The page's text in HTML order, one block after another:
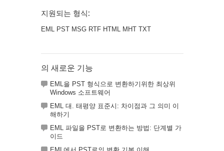
지원되는 형식:
EML PST MSG RTF HTML MHT TXT
의 새로운 기능
EML을 PST 형식으로 변환하기위한 최상위
Windows 소프트웨어
EML 대. 태평양 표준시: 차이점과 그 의미 이
해하기
EML 파일을 PST로 변환하는 방법: 단계별 가
이드